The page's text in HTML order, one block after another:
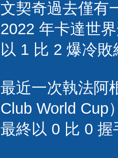
文契奇過去僅有
2022 年卡達世
以 1 比 2 爆冷
最近一次執法阿
Club World Cup
最終以 0 比 0 握